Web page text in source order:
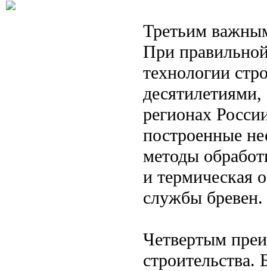
Третьим
При
технологии
регионах
построенные
методы
и термическая
службы бревен.
Четвертым